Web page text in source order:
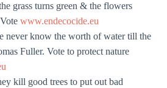
grass turns green & the flowers
www.endecocide.eu
never know the worth of water till the
Fuller. Vote to protect nature
kill good trees to put out bad